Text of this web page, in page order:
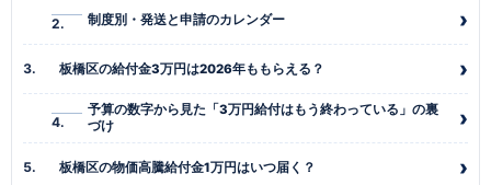
制度別・発送と申請のカレンダー
板橋区の給付金3万円は2026年ももらえる？
予算の数字から見た「3万円給付はもう終わっている」の裏
づけ
板橋区の物価高騰給付金1万円はいつ届く？